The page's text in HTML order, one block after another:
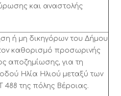
και αναστολής
ή μη δικηγόρων του Δήμου
καθορισμό προσωρινής
αποζημίωσης, για τη
οδού Ηλία Ηλιού μεταξύ των
488 της πόλης Βέροιας.